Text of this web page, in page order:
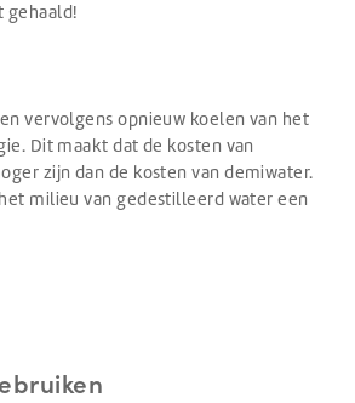
gehaald!
vervolgens opnieuw koelen van het
Dit maakt dat de kosten van
zijn dan de kosten van demiwater.
milieu van gedestilleerd water een